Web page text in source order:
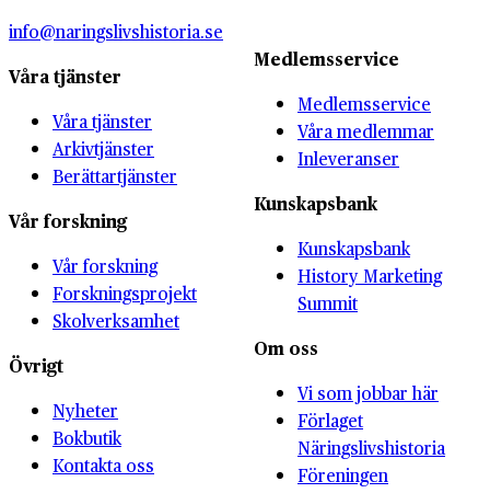
info@naringslivshistoria.se
Våra tjänster
Våra tjänster
Arkivtjänster
Berättartjänster
Vår forskning
Vår forskning
Forskningsprojekt
Skolverksamhet
Övrigt
Nyheter
Bokbutik
Kontakta oss
Medlemsservice
Medlemsservice
Våra medlemmar
Inleveranser
Kunskapsbank
Kunskapsbank
History Marketing
Summit
Om oss
Vi som jobbar här
Förlaget
Näringslivshistoria
Föreningen